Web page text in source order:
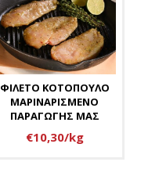
ΦΙΛΕΤΟ ΚΟΤΟΠΟΥΛΟ
ΜΑΡΙΝΑΡΙΣΜΕΝΟ
ΠΑΡΑΓΩΓΗΣ ΜΑΣ
€10,30/kg